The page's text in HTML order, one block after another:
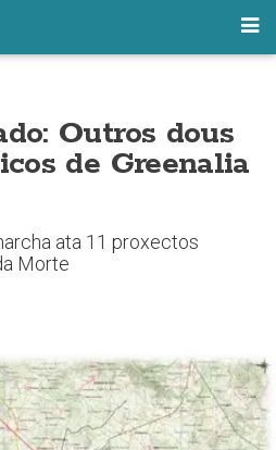
Outros dous
de Greenalia
ata 11 proxectos
Morte